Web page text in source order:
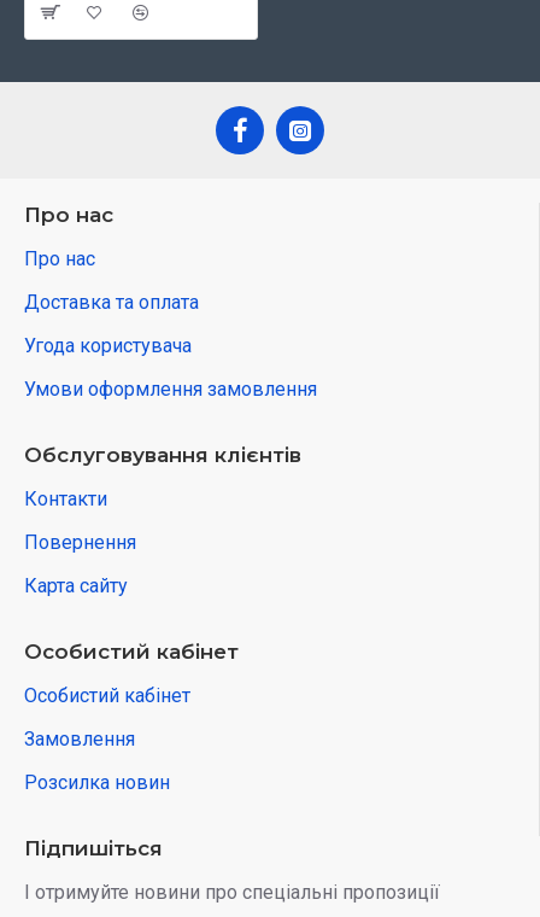
Про нас
Про нас
Доставка та оплата
Угода користувача
Умови оформлення замовлення
Обслуговування клієнтів
Контакти
Повернення
Карта сайту
Особистий кабінет
Особистий кабінет
Замовлення
Розсилка новин
Підпишіться
І отримуйте новини про спеціальні пропозиції